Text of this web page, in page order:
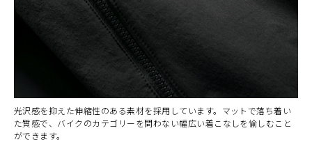
光沢感を抑えた伸縮性のある素材を採用しています。マットで落ち着い
た質感で、バイクのカテゴリーを問わない幅広い着こなしを愉しむこと
ができます。